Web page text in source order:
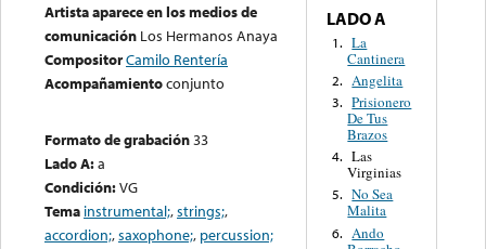
Artista aparece en los medios de
comunicación Los Hermanos Anaya
CompositorCamilo Rentería
Acompañamientoconjunto
Formato de grabación33
Lado A:a
Condición:VG
Tema instrumental;,strings;,
accordion;,saxophone;, percussion;
LADO A
1. La
Cantinera
2. Angelita
3. Prisionero
De Tus
Brazos
4. Las
Virginias
5. No Sea
Malita
6. Ando